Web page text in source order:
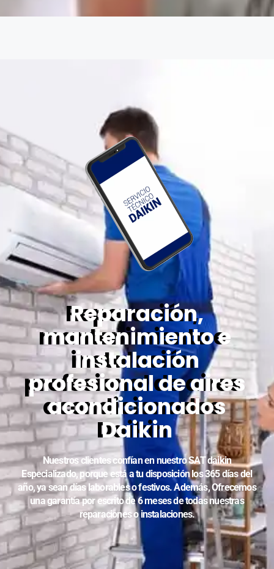
Reparación,
mantenimiento e
instalación
profesional de aires
acondicionados
Daikin
Nuestros clientes confían en nuestro SAT daikin
Especializado, porque está a tu disposición los 365 días del
año, ya sean días laborables o festivos. Además, Ofrecemos
una garantía por escrito de 6 meses de todas nuestras
reparaciones o instalaciones.